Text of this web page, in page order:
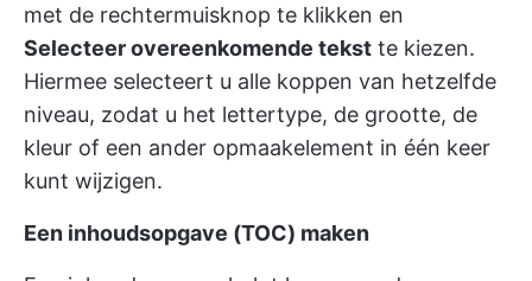
met de rechtermuisknop te klikken en
Selecteer overeenkomende tekst te kiezen.
Hiermee selecteert u alle koppen van hetzelfde
niveau, zodat u het lettertype, de grootte, de
kleur of een ander opmaakelement in één keer
kunt wijzigen.
Een inhoudsopgave (TOC) maken